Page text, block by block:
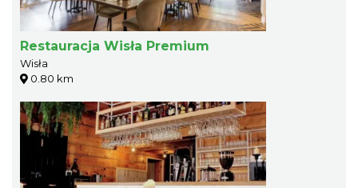
Restauracja Wisła Premium
Wisła
0.80 km